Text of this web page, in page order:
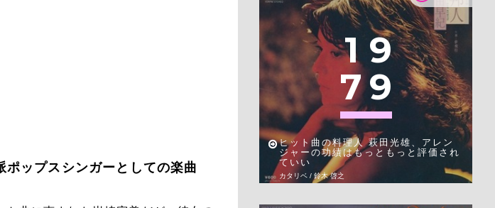
ップスシンガーとしての楽曲
1 9
79
ヒット曲の料理人 萩田光雄、アレン
ジャーの功績はもっともっと評価され
ていい
カタリベ / 鈴木 啓之